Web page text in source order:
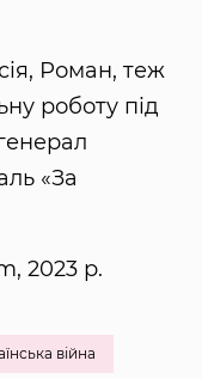
Роман, теж
роботу під
«За
2023 р.
війна